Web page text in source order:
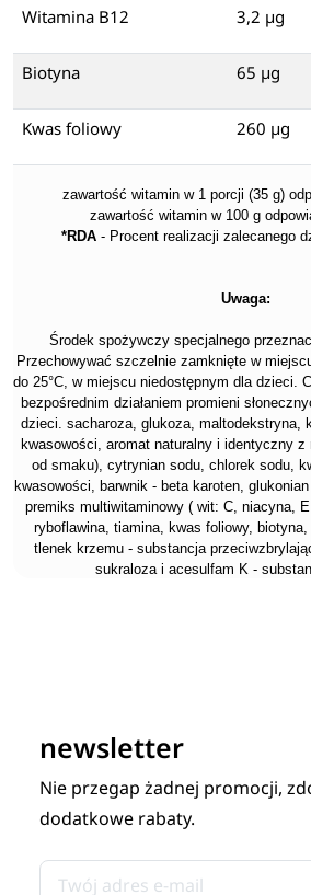
Witamina B12 3,2 µg
Biotyna 65 µg
Kwas foliowy 260 µg
zawartość witamin w 1 porcji (35 g)
zawartość witamin w 100 g
*RDA- Procent realizacji zalecanego
Uwaga:
Środek spożywczy specjalnego
Przechowywać szczelnie zamknięte w
do 25°C, w miejscu niedostępnym dla dzieci.
bezpośrednim działaniem promieni
dzieci. sacharoza, glukoza, maltodekstryna,
kwasowości, aromat naturalny i identyczny z
od smaku), cytrynian sodu, chlorek sodu,
kwasowości, barwnik - beta karoten,
premiks multiwitaminowy ( wit: C, niacyna,
ryboflawina, tiamina, kwas foliowy,
tlenek krzemu - substancja
sukraloza i acesulfam K -
newsletter
Nie przegap żadnej promocji,
dodatkowe rabaty.